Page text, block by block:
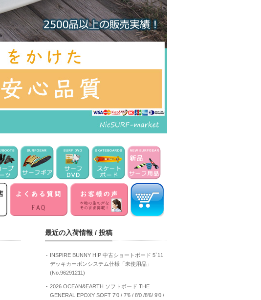
最近の入荷情報 / 投稿
INSPIRE BUNNY HIP 中古ショートボード 5`11
デッキカーボンシステム仕様「未使用品」
(No.96291211)
2026 OCEAN&EARTH ソフトボード THE
GENERAL EPOXY SOFT 7’0 / 7’6 / 8’0 /8’6/ 9’0 /